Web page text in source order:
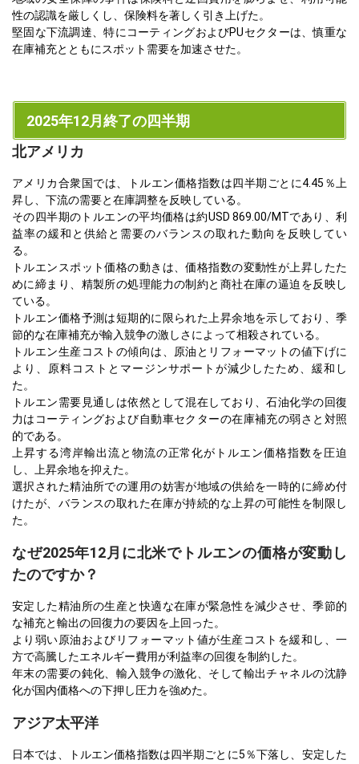
性の認識を厳しくし、保険料を著しく引き上げた。
堅固な下流調達、特にコーティングおよびPUセクターは、慎重な
在庫補充とともにスポット需要を加速させた。
2025年12月終了の四半期
北アメリカ
アメリカ合衆国では、トルエン価格指数は四半期ごとに4.45％上
昇し、下流の需要と在庫調整を反映している。
その四半期のトルエンの平均価格は約USD 869.00/MTであり、利
益率の緩和と供給と需要のバランスの取れた動向を反映してい
る。
トルエンスポット価格の動きは、価格指数の変動性が上昇したた
めに締まり、精製所の処理能力の制約と商社在庫の逼迫を反映し
ている。
トルエン価格予測は短期的に限られた上昇余地を示しており、季
節的な在庫補充が輸入競争の激しさによって相殺されている。
トルエン生産コストの傾向は、原油とリフォーマットの値下げに
より、原料コストとマージンサポートが減少したため、緩和し
た。
トルエン需要見通しは依然として混在しており、石油化学の回復
力はコーティングおよび自動車セクターの在庫補充の弱さと対照
的である。
上昇する湾岸輸出流と物流の正常化がトルエン価格指数を圧迫
し、上昇余地を抑えた。
選択された精油所での運用の妨害が地域の供給を一時的に締め付
けたが、バランスの取れた在庫が持続的な上昇の可能性を制限し
た。
なぜ2025年12月に北米でトルエンの価格が変動し
たのですか？
安定した精油所の生産と快適な在庫が緊急性を減少させ、季節的
な補充と輸出の回復力の要因を上回った。
より弱い原油およびリフォーマット値が生産コストを緩和し、一
方で高騰したエネルギー費用が利益率の回復を制約した。
年末の需要の鈍化、輸入競争の激化、そして輸出チャネルの沈静
化が国内価格への下押し圧力を強めた。
アジア太平洋
日本では、トルエン価格指数は四半期ごとに5％下落し、安定した